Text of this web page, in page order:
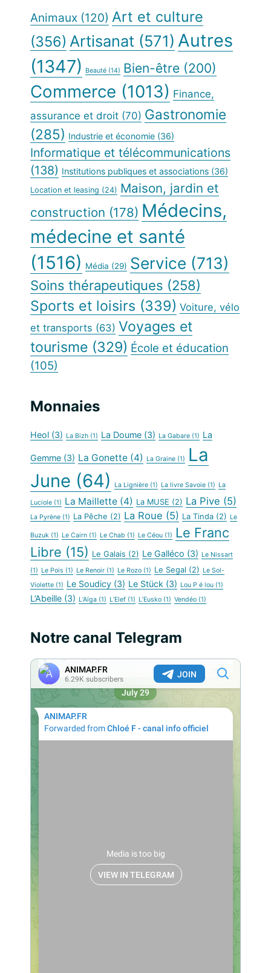
Animaux (120) Art et culture
(356) Artisanat (571) Autres
(1347)
Beauté (14) Bien-être (200)
Commerce (1013) Finance,
assurance et droit (70) Gastronomie
(285) Industrie et économie (36)
Informatique et télécommunications
(138) Institutions publiques et associations (36)
Location et leasing (24) Maison, jardin et
construction (178) Médecins,
médecine et santé
(1516) Média (29) Service (713)
Soins thérapeutiques (258)
Sports et loisirs (339) Voiture, vélo
et transports (63) Voyages et
tourisme (329) École et éducation
(105)
Monnaies
Heol (3) La Bizh (1) La Doume (3) La Gabare (1) La
Gemme (3) La Gonette (4) La Graine (1)
La
June (64) La Lignière (1) La livre Savoie (1) La
Luciole (1) La Maillette (4) La MUSE (2) La Pive (5)
La Pyrène (1) La Pêche (2) La Roue (5) La Tinda (2) Le
Buzuk (1) Le Cairn (1) Le Chab (1) Le Céou (1)
Le Franc
Libre (15) Le Galais (2) Le Galléco (3) Le Nissart
(1) Le Pois (1) Le Renoir (1) Le Rozo (1) Le Segal (2) Le Sol-
Violette (1) Le Soudicy (3) Le Stück (3) Lou P é lou (1)
L’Abeille (3) L’Aïga (1) L’Elef (1) L’Eusko (1) Vendéo (1)
Notre canal Telegram